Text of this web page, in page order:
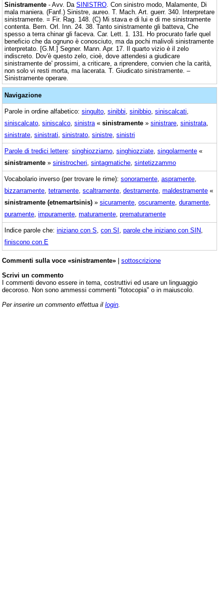
Sinistramente - Avv. Da SINISTRO . Con sinistro modo, Malamente, Di
mala maniera. (Fanf.) Sinistre, aureo. T. Mach. Art. guerr. 340. Interpretare
sinistramente. = Fir. Rag. 148. (C) Mi stava e di lui e di me sinistramente
contenta. Bern. Orl. Inn. 24. 38. Tanto sinistramente gli batteva, Che
spesso a terra chinar gli faceva. Car. Lett. 1. 131. Ho procurato farle quel
beneficio che da ognuno è conosciuto, ma da pochi malivoli sinistramente
interpretato. [G.M.] Segner. Mann. Apr. 17. Il quarto vizio è il zelo
indiscreto. Dov'è questo zelo, cioè, dove attendesi a giudicare
sinistramente de' prossimi, a criticare, a riprendere, convien che la carità,
non solo vi resti morta, ma lacerata. T. Giudicato sinistramente. –
Sinistramente operare.
Navigazione
Parole in ordine alfabetico: singulto sinibbi sinibbio siniscalcati
siniscalcato siniscalco sinistra « sinistramente » sinistrare sinistrata
sinistrate sinistrati sinistrato sinistre sinistri
Parole di tredici lettere: singhiozziamo singhiozziate singolarmente «
sinistramente » sinistrocheri sintagmatiche sintetizzammo
Vocabolario inverso (per trovare le rime): sonoramente aspramente
bizzarramente tetramente scaltramente destramente maldestramente «
sinistramente (etnemartsinis) » sicuramente oscuramente duramente
puramente impuramente maturamente prematuramente
Indice parole che: iniziano con S con SI parole che iniziano con SIN
finiscono con E
Commenti sulla voce «sinistramente» | sottoscrizione
Scrivi un commento
I commenti devono essere in tema, costruttivi ed usare un linguaggio
decoroso. Non sono ammessi commenti "fotocopia" o in maiuscolo.
Per inserire un commento effettua il login